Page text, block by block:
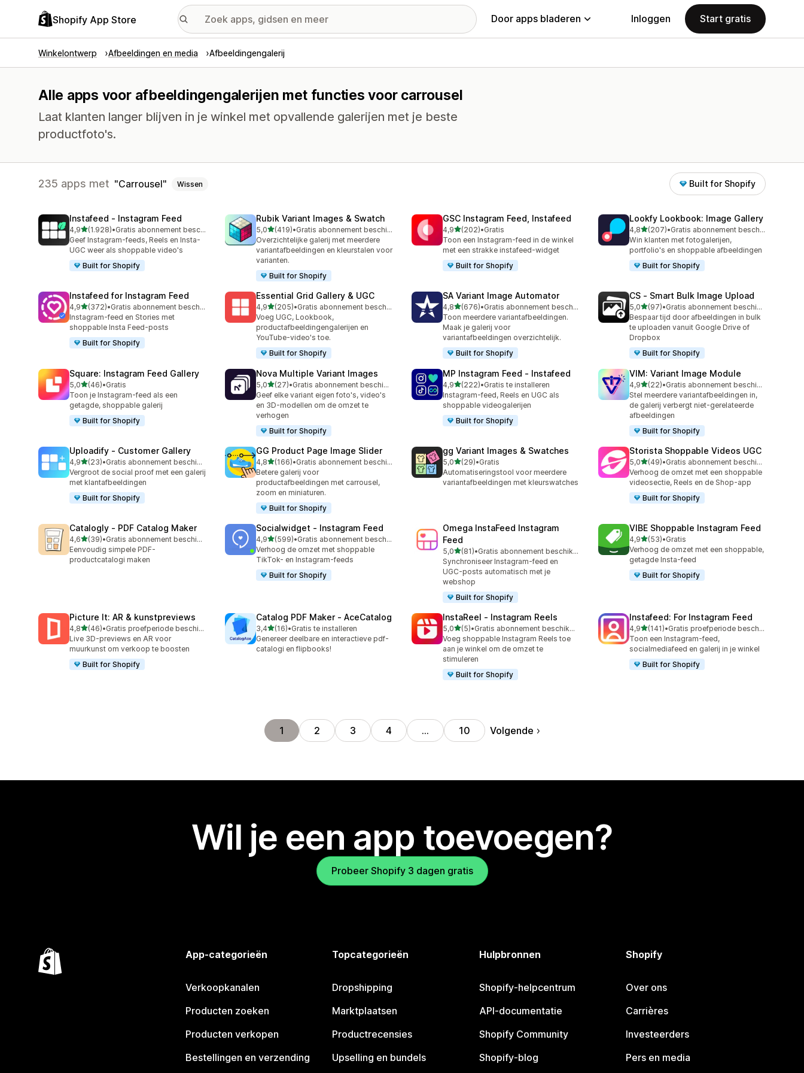
Shopify App Store Door apps bladeren Inloggen Start gratis
Winkelontwerp Afbeeldingen en media Afbeeldingengalerij
Alle apps voor afbeeldingengalerijen met functies voor carrousel
Laat klanten langer blijven in je winkel met opvallende galerijen met je beste
productfoto's.
235 apps met Carrousel Wissen Built for Shopify
Instafeed ‑ Instagram Feed
4,9van 5 sterren
(1.928)
1928 recensies in totaal
•
Gratis abonnement beschikbaar
Geef Instagram-feeds, Reels en Insta-
UGC weer als shoppable video's
Built for Shopify
Rubik Variant Images & Swatch
5,0van 5 sterren
(419)
419 recensies in totaal
•
Gratis abonnement beschikbaar
Overzichtelijke galerij met meerdere
variantafbeeldingen en kleurstalen voor
varianten.
Built for Shopify
GSC Instagram Feed, Instafeed
4,9van 5 sterren
(202)
202 recensies in totaal
•Gratis
Toon een Instagram-feed in de winkel
met een strakke instafeed-widget
Built for Shopify
Lookfy Lookbook: Image Gallery
4,8van 5 sterren
(207)
207 recensies in totaal
•
Gratis abonnement beschikbaar
Win klanten met fotogalerijen,
portfolio's en shoppable afbeeldingen
Built for Shopify
Instafeed for Instagram Feed
4,9van 5 sterren
(372)
372 recensies in totaal
•
Gratis abonnement beschikbaar
Instagram-feed en Stories met
shoppable Insta Feed-posts
Built for Shopify
Essential Grid Gallery & UGC
4,9van 5 sterren
(205)
205 recensies in totaal
•
Gratis abonnement beschikbaar
Voeg UGC, Lookbook,
productafbeeldingengalerijen en
YouTube-video's toe.
Built for Shopify
SA Variant Image Automator
4,8van 5 sterren
(676)
676 recensies in totaal
•
Gratis abonnement beschikbaar
Toon meerdere variantafbeeldingen.
Maak je galerij voor
variantafbeeldingen overzichtelijk.
Built for Shopify
CS ‑ Smart Bulk Image Upload
5,0van 5 sterren
(97)
97 recensies in totaal
•
Gratis abonnement beschikbaar
Bespaar tijd door afbeeldingen in bulk
te uploaden vanuit Google Drive of
Dropbox
Built for Shopify
Square: Instagram Feed Gallery
5,0van 5 sterren
(46)
46 recensies in totaal
•Gratis
Toon je Instagram-feed als een
getagde, shoppable galerij
Built for Shopify
Nova Multiple Variant Images
5,0van 5 sterren
(27)
27 recensies in totaal
•
Gratis abonnement beschikbaar
Geef elke variant eigen foto's, video's
en 3D-modellen om de omzet te
verhogen
Built for Shopify
MP Instagram Feed ‑ Instafeed
4,9van 5 sterren
(222)
222 recensies in totaal
•Gratis te installeren
Instagram-feed, Reels en UGC als
shoppable videogalerijen
Built for Shopify
VIM: Variant Image Module
4,9van 5 sterren
(22)
22 recensies in totaal
•
Gratis abonnement beschikbaar
Stel meerdere variantafbeeldingen in,
de galerij verbergt niet-gerelateerde
afbeeldingen
Built for Shopify
Uploadify ‑ Customer Gallery
4,9van 5 sterren
(23)
23 recensies in totaal
•
Gratis abonnement beschikbaar
Vergroot de social proof met een galerij
met klantafbeeldingen
Built for Shopify
GG Product Page Image Slider
4,8van 5 sterren
(166)
166 recensies in totaal
•
Gratis abonnement beschikbaar
Betere galerij voor
productafbeeldingen met carrousel,
zoom en miniaturen.
Built for Shopify
gg Variant Images & Swatches
5,0van 5 sterren
(29)
29 recensies in totaal
•Gratis
Automatiseringstool voor meerdere
variantafbeeldingen met kleurswatches
Storista Shoppable Videos UGC
5,0van 5 sterren
(49)
49 recensies in totaal
•
Gratis abonnement beschikbaar
Verhoog de omzet met een shoppable
videosectie, Reels en de Shop-app
Built for Shopify
Catalogly ‑ PDF Catalog Maker
4,6van 5 sterren
(39)
39 recensies in totaal
•
Gratis abonnement beschikbaar
Eenvoudig simpele PDF-
productcatalogi maken
Socialwidget ‑ Instagram Feed
4,9van 5 sterren
(599)
599 recensies in totaal
•
Gratis abonnement beschikbaar
Verhoog de omzet met shoppable
TikTok- en Instagram-feeds
Built for Shopify
Omega InstaFeed Instagram
Feed
5,0van 5 sterren
(81)
81 recensies in totaal
•
Gratis abonnement beschikbaar
Synchroniseer Instagram-feed en
UGC-posts automatisch met je
webshop
Built for Shopify
VIBE Shoppable Instagram Feed
4,9van 5 sterren
(53)
53 recensies in totaal
•Gratis
Verhoog de omzet met een shoppable,
getagde Insta-feed
Built for Shopify
Picture It: AR & kunstpreviews
4,8van 5 sterren
(46)
46 recensies in totaal
•
Gratis proefperiode beschikbaar
Live 3D-previews en AR voor
muurkunst om verkoop te boosten
Built for Shopify
Catalog PDF Maker ‑ AceCatalog
3,4van 5 sterren
(16)
16 recensies in totaal
•Gratis te installeren
Genereer deelbare en interactieve pdf-
catalogi en flipbooks!
InstaReel ‑ Instagram Reels
5,0van 5 sterren
(5)
5 recensies in totaal
•
Gratis abonnement beschikbaar
Voeg shoppable Instagram Reels toe
aan je winkel om de omzet te
stimuleren
Built for Shopify
Instafeed: For Instagram Feed
4,9van 5 sterren
(141)
141 recensies in totaal
•
Gratis proefperiode beschikbaar
Toon een Instagram-feed,
socialmediafeed en galerij in je winkel
Built for Shopify
1 2 3 4 … 10 Volgende
Wil je een app toevoegen?
Probeer Shopify 3 dagen gratis
App-categorieën
Verkoopkanalen
Producten zoeken
Producten verkopen
Bestellingen en verzending
Topcategorieën
Dropshipping
Marktplaatsen
Productrecensies
Upselling en bundels
Hulpbronnen
Shopify-helpcentrum
API-documentatie
Shopify Community
Shopify-blog
Shopify
Over ons
Carrières
Investeerders
Pers en media